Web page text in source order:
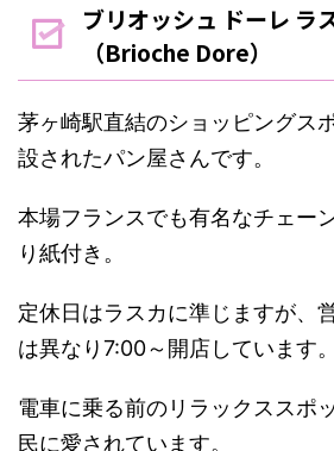
ブリオッシュ ドーレ ラ
（Brioche Dore）
茅ヶ崎駅直結のショッピングス
設されたパン屋さんです。
本場フランスでも有名なチェー
り紙付き。
定休日はラスカに準じますが、
は異なり7:00～開店しています。
電車に乗る前のリラックススポ
民に愛されています。